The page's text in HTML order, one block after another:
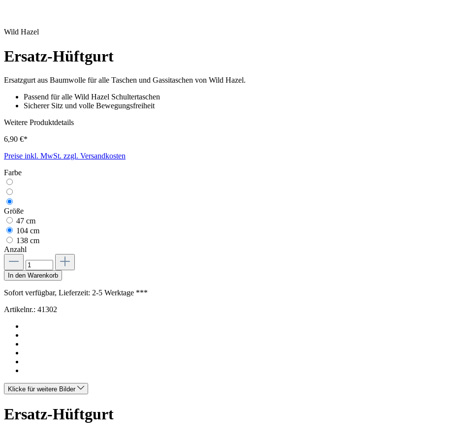
Wild Hazel
Ersatz-Hüftgurt
Ersatzgurt aus Baumwolle für alle Taschen und Gassitaschen von Wild Hazel.
Passend für alle Wild Hazel Schultertaschen
Sicherer Sitz und volle Bewegungsfreiheit
Weitere Produktdetails
6,90 €*
Preise inkl. MwSt. zzgl. Versandkosten
Farbe
Größe
47 cm
104 cm
138 cm
Anzahl
In den Warenkorb
Sofort verfügbar, Lieferzeit: 2-5 Werktage ***
Artikelnr.: 41302
Klicke für weitere Bilder
Ersatz-Hüftgurt